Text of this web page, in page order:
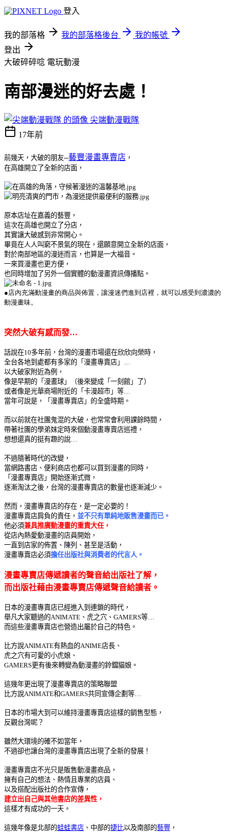
登入
我的部落格 我的部落格後台
我的帳號
登出
大破碎碎唸 電玩動漫
南部漫迷的好去處！
尖端動漫戰隊
17年前
前幾天，大破的朋友─藝豐漫畫專賣店 ，
在高雄開立了全新的店面，
原本店址在嘉義的藝豐，
這次在高雄也開立了分店，
其實讓大破感到非常開心。
畢竟在人人叫窮不景氣的現在，還願意開立全新的店面，
對於南部地區的漫迷而言，也算是一大福音。
一來買漫畫也更方便，
也同時增加了另外一個實體的動漫畫資訊傳播點。
●店內充滿動漫畫的商品與佈置，讓漫迷們進到店裡，就可以感受到濃濃的
動漫畫味。
突然大破有感而發…
話說在10多年前，台灣的漫畫市場還在欣欣向榮時，
全台各地到處都有多家的「漫畫專賣店」…
以大破家附近為例，
像是早期的「漫畫球」（後來變成「一刻館」了）
或者像是光華商場附近的「卡漫超市」等…
當年可說是，「漫畫專賣店」的全盛時期。
而以前就在社團鬼混的大破，也常常會利用課餘時間，
帶著社團的學弟妹定時來個動漫畫專賣店巡禮，
想想還真的挺有趣的說…
不過隨著時代的改變，
當網路書店、便利商店也都可以買到漫畫的同時，
「漫畫專賣店」開始逐漸式微，
逐漸淘汰之後，台灣的漫畫專賣店的數量也逐漸減少。
然而，漫畫專賣店的存在，是一定必要的！
漫畫專賣店肩負的責任， 並不只有單純地販售漫畫而已。
他必須兼具推廣動漫畫的重責大任，
從店內熱愛動漫畫的店員開始，
一直到店家的佈置、陳列、甚至是活動，
漫畫專賣店必須擔任出版社與消費者的代言人。
漫畫專賣店傳遞讀者的聲音給出版社了解，
而出版社藉由漫畫專賣店傳遞聲音給讀者。
日本的漫畫專賣店已經進入到連鎖的時代，
舉凡大家聽過的ANIMATE 、虎之穴、 GAMERS等…
而這些漫畫專賣店也營造出屬於自己的特色。
比方說ANIMATE有熱血的ANIME店長、
虎之穴有可愛的小虎娘、
GAMERS更有後來轉變為動漫畫的鈴鐺貓娘。
這幾年更出現了漫畫專賣店的策略聯盟
比方說ANIMATE和GAMERS共同宣傳企劃等…
日本的市場大到可以維持漫畫專賣店這樣的銷售型態，
反觀台灣呢？
雖然大環境的確不如當年，
不過卻也讓台灣的漫畫專賣店出現了全新的發展！
漫畫專賣店不光只是販售動漫畫商品，
擁有自己的想法、熱情且專業的店員、
以及搭配出版社的合作宣傳，
建立出自己與其他書店的差異性，
這樣才有成功的一天。
這幾年像是北部的蛙蛙書店 、中部的捷比以及南部的藝豐 ，